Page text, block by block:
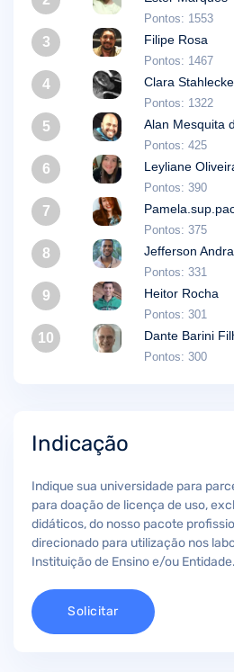
Pontos: 1553
3 Filipe Rosa
Pontos: 1467
4 Clara
Pontos: 1322
5 Alan Mesquita
Pontos: 425
6 Leyliane
Pontos: 390
7
Pontos: 375
8 Jefferson
Pontos: 331
9 Heitor Rocha
Pontos: 301
10 Dante Barini
Pontos: 300
Indicação
Indique sua universidade para
para doação de licença de uso,
didáticos, do nosso pacote
direcionado para utilização nos
Instituição de Ensino e/ou Entidade.
Solicitar